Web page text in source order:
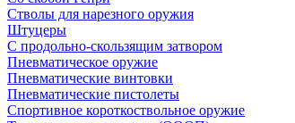
Стволы для нарезного оружия
Штуцеры
С продольно-скользящим затвором
Пневматическое оружие
Пневматические винтовки
Пневматические пистолеты
Спортивное короткоствольное оружие